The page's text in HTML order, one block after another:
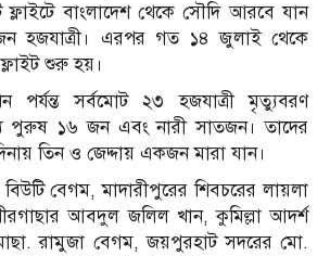
ফ্লাইটে বাংলাদেশ থেকে সৌদি আরবে যান
হজযাত্রী। এরপর গত ১৪ জুলাই থেকে
শুরু হয়।
সর্বমোট ২৩ হজযাত্রী মৃত্যুবরণ
পুরুষ ১৬ জন এবং নারী সাতজন। তাদের
তিন ও জেদ্দায় একজন মারা যান।
বেগম, মাদারীপুরের শিবচরের লায়লা
আবদুল জলিল খান, কুমিল্লা আদর্শ
রামুজা বেগম, জয়পুরহাট সদরের মো.